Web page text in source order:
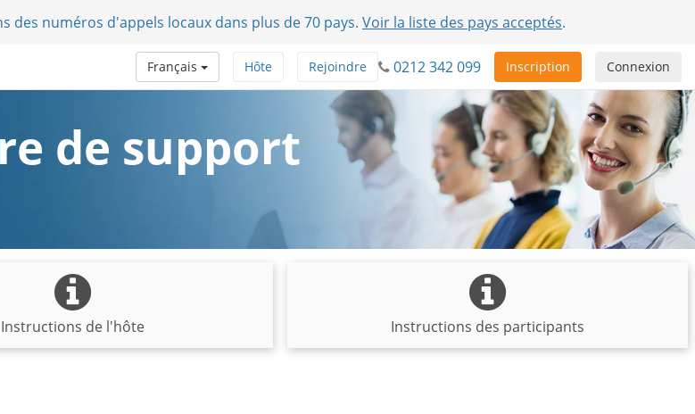
numéros d'appels locaux dans plus de 70 pays. Voir la liste des pays acceptés.
Connexion
Inscription
0212 342 099
Rejoindre
Hôte
Français
de support
Instructions de l'hôte Instructions des participants